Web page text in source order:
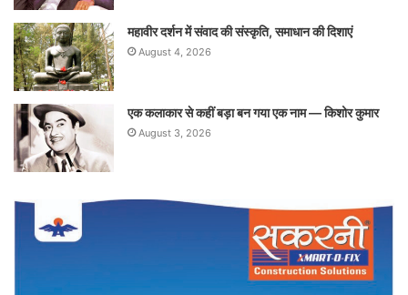
महावीर दर्शन में संवाद की संस्कृति, समाधान की दिशाएं
August 4, 2026
एक कलाकार से कहीं बड़ा बन गया एक नाम — किशोर कुमार
August 3, 2026